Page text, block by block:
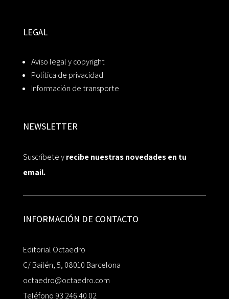
LEGAL
Aviso legal y copyright
Política de privacidad
Información de transporte
NEWSLETTER
Suscríbete yrecibe nuestras novedades en tu
email.
INFORMACIÓN DE CONTACTO
Editorial Octaedro
C/ Bailén, 5, 08010 Barcelona
octaedro@octaedro.com
Teléfono 93 246 40 02